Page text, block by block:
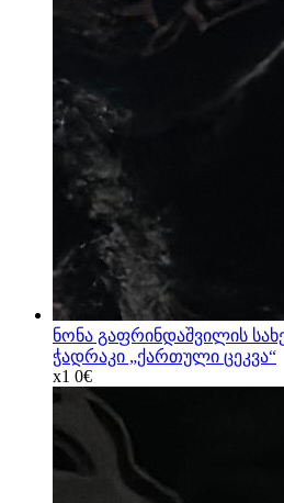
ნონა გაფრინდაშვილის
ჭადრაკი „ქართული ცეკვა“
x1 0€